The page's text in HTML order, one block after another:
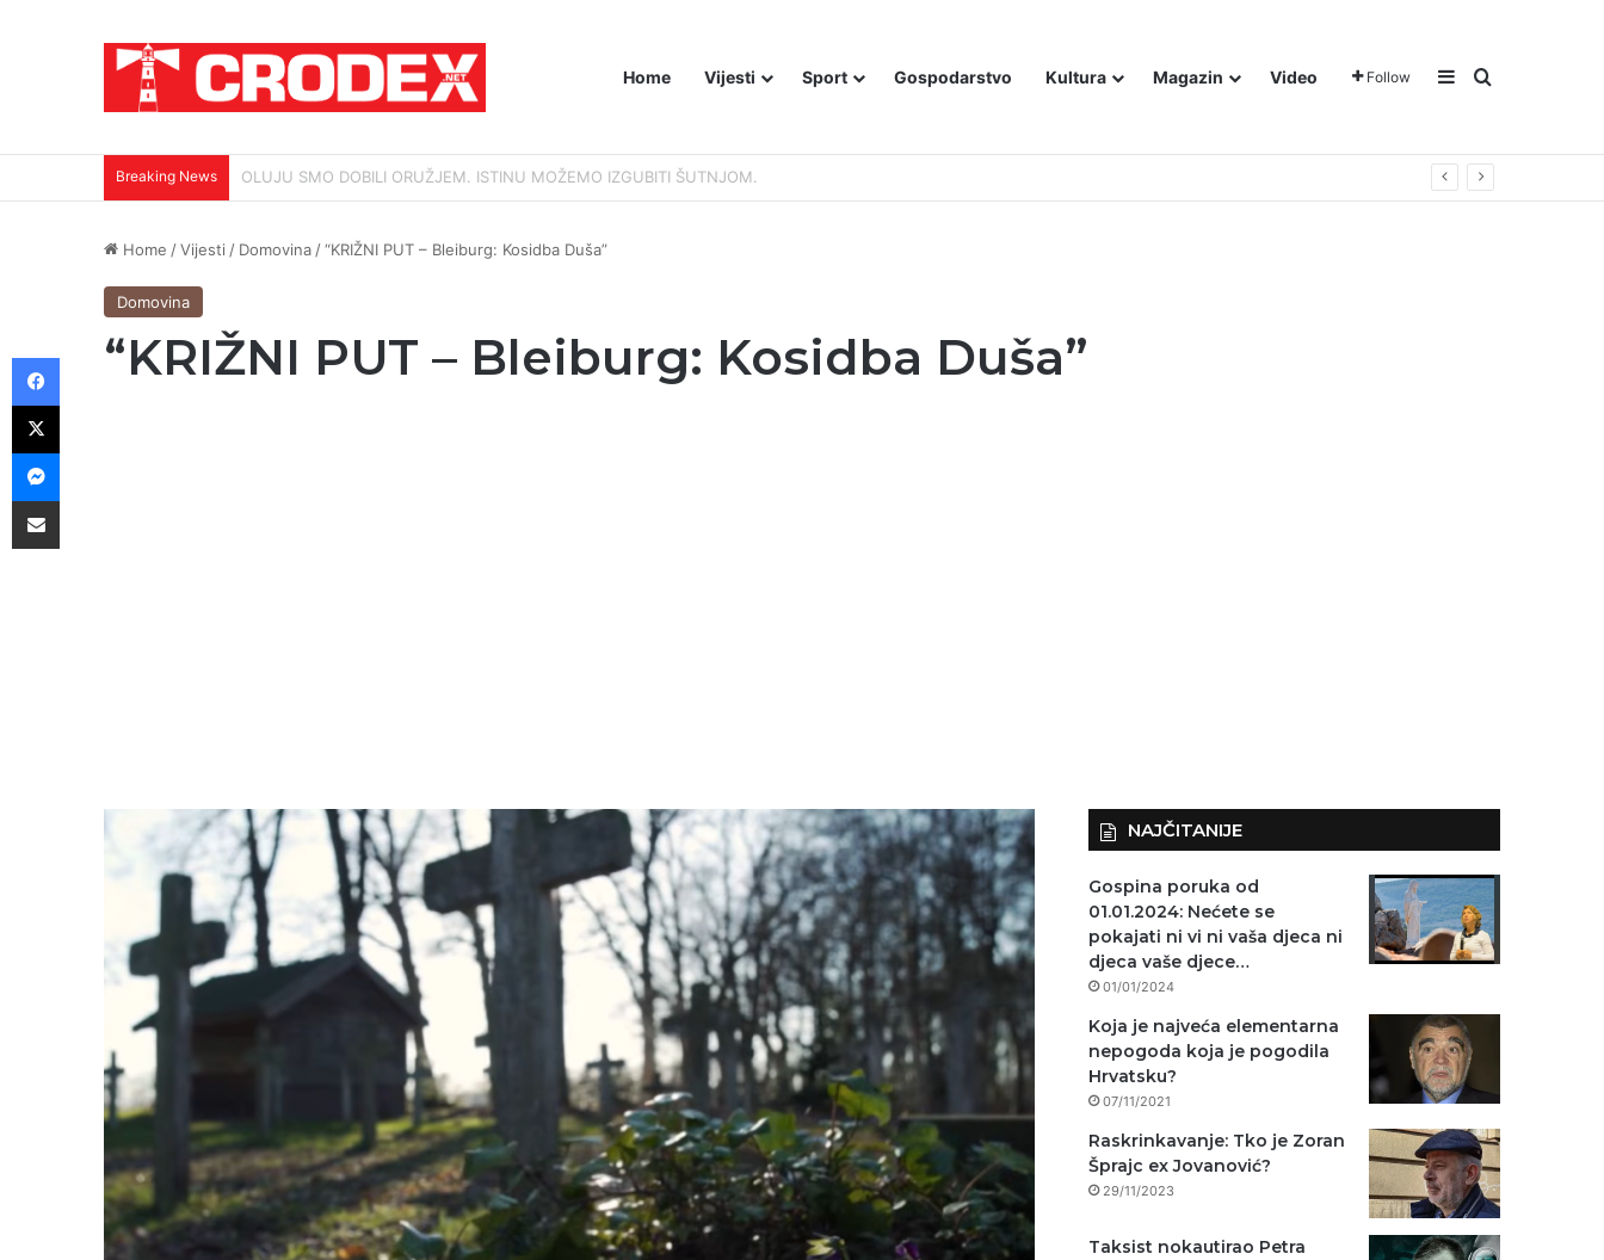
Home Vijesti Sport Gospodarstvo Kultura Magazin Video Follow Sidebar
Traži
Breaking News KOLONA NIJE KRENULA IZ ZAGREBA, NEGO BEOGRADA – NIKAKVI MITOVI NE MOGU PROMIJENITI ISTINU
Home /Vijesti / Domovina /“KRIŽNI PUT – Bleiburg: Kosidba Duša”
Domovina
“KRIŽNI PUT – Bleiburg: Kosidba Duša”
NAJČITANIJE
Gospina poruka od
01.01.2024: Nećete se
pokajati ni vi ni vaša djeca ni
djeca vaše djece…
01/01/2024
Koja je najveća elementarna
nepogoda koja je pogodila
Hrvatsku?
07/11/2021
Raskrinkavanje: Tko je Zoran
Šprajc ex Jovanović?
29/11/2023
Taksist nokautirao Petra
Facebook
X
Messenger
Podijeli putem E-maila